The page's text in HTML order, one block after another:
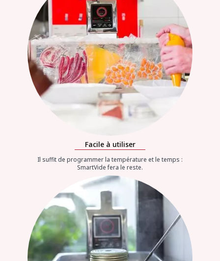
Facile à utiliser
Il suffit de programmer la température et le temps :
SmartVide fera le reste.